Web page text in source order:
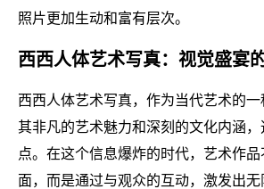
照片更加生动和富有层次。
西西人体艺术写真：视觉盛宴
西西人体艺术写真，作为当代艺术的
其非凡的艺术魅力和深刻的文化内涵
点。在这个信息爆炸的时代，艺术作
面，而是通过与观众的互动，激发出